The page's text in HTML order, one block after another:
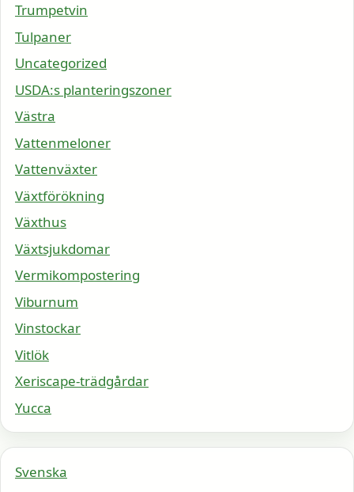
Trumpetvin
Tulpaner
Uncategorized
USDA:s planteringszoner
Västra
Vattenmeloner
Vattenväxter
Växtförökning
Växthus
Växtsjukdomar
Vermikompostering
Viburnum
Vinstockar
Vitlök
Xeriscape-trädgårdar
Yucca
Svenska